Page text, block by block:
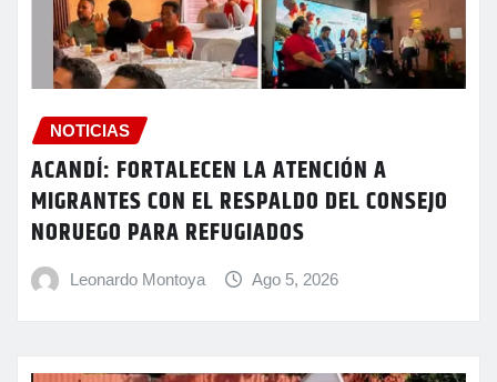
NOTICIAS
ACANDÍ: FORTALECEN LA ATENCIÓN A
MIGRANTES CON EL RESPALDO DEL CONSEJO
NORUEGO PARA REFUGIADOS
Leonardo Montoya Ago 5, 2026